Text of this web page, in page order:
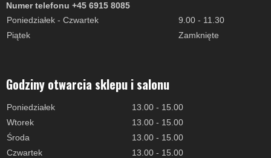
Numer telefonu +45 6915 8085
Poniedziałek - Czwartek
9.00 - 11.30
Piątek
Zamknięte
Godziny otwarcia sklepu i salonu
Poniedziałek
13.00 - 15.00
Wtorek
13.00 - 15.00
Środa
13.00 - 15.00
Czwartek
13.00 - 15.00